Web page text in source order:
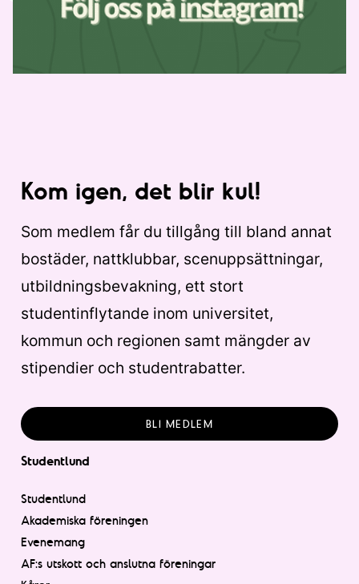
Kom igen, det blir kul!
Som medlem får du tillgång till bland annat
bostäder, nattklubbar, scenuppsättningar,
utbildningsbevakning, ett stort
studentinflytande inom universitet,
kommun och regionen samt mängder av
stipendier och studentrabatter.
BLI MEDLEM
Studentlund
Studentlund
Akademiska föreningen
Evenemang
AF:s utskott och anslutna föreningar